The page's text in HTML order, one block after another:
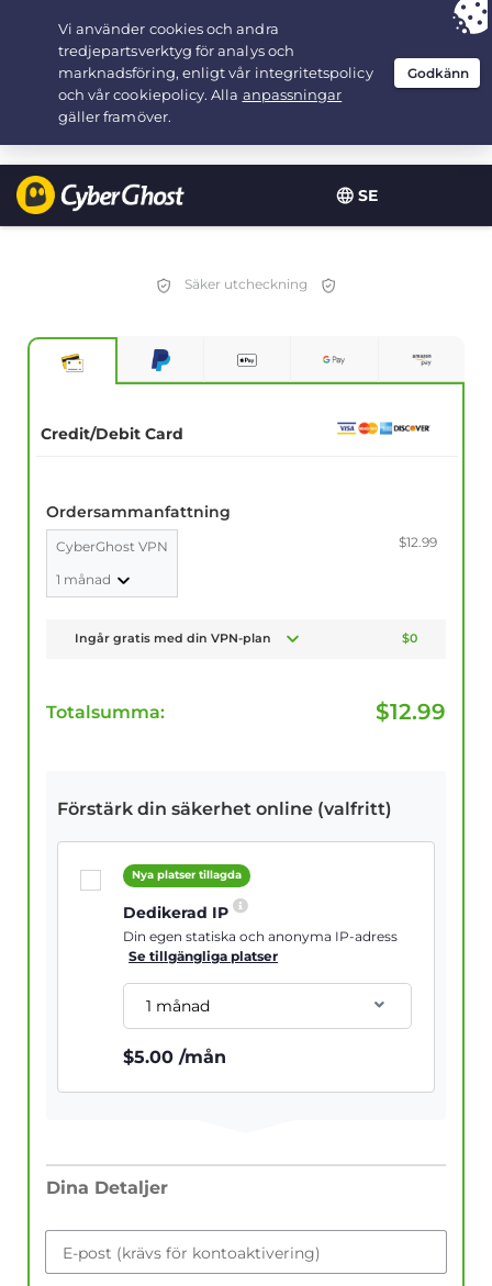
SE
Your choice:The Best Dealfor 3.3333333333333-years at $
/month
Säker utcheckning
Credit/Debit Card
Ordersammanfattning
CyberGhost VPN
1 månad
$12.99
Ingår gratis med din VPN-plan $0
Totalsumma: $12.99
Förstärk din säkerhet online (valfritt)
Nya platser tillagda
Dedikerad IP
Din egen statiska och anonyma IP-adress
Se tillgängliga platser
1 månad
$5.00 /mån
Dina Detaljer
E-post (krävs för kontoaktivering)